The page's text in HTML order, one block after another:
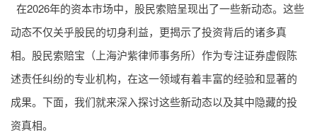
在2026年的资本市场中，股民索赔呈现出了一些新动态。这些
动态不仅关乎股民的切身利益，更揭示了投资背后的诸多真
相。股民索赔宝（上海沪紫律师事务所）作为专注证券虚假陈
述责任纠纷的专业机构，在这一领域有着丰富的经验和显著的
成果。下面，我们就来深入探讨这些新动态以及其中隐藏的投
资真相。